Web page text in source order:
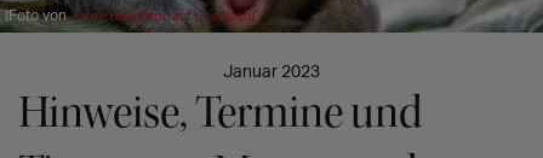
(Foto vonJamie Haughton auf Unsplash)
Januar 2023
Hinweise, Termine und